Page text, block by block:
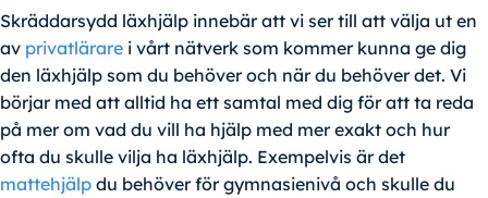
Skräddarsydd läxhjälp innebär att vi ser till att välja ut en
av privatlärare i vårt nätverk som kommer kunna ge dig
den läxhjälp som du behöver och när du behöver det. Vi
börjar med att alltid ha ett samtal med dig för att ta reda
på mer om vad du vill ha hjälp med mer exakt och hur
ofta du skulle vilja ha läxhjälp. Exempelvis är det
mattehjälp du behöver för gymnasienivå och skulle du